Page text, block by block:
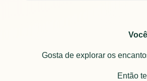
Gosta de explorar os
Então